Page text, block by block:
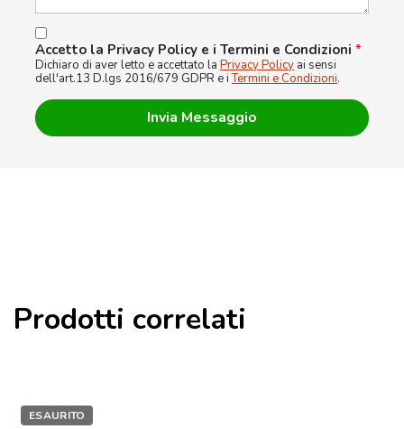
Accetto la Privacy Policy e i Termini e Condizioni *
Dichiaro di aver letto e accettato la Privacy Policy ai sensi
dell'art.13 D.lgs 2016/679 GDPR e iTermini e Condizioni.
Prodotti correlati
ESAURITO